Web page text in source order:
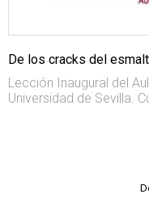
De los cracks del
Lección Inaugural del
Universidad de Sevilla.